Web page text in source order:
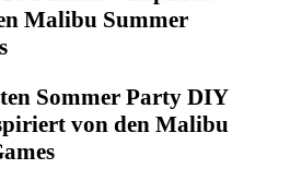
Sommer Party DIY
von den Malibu